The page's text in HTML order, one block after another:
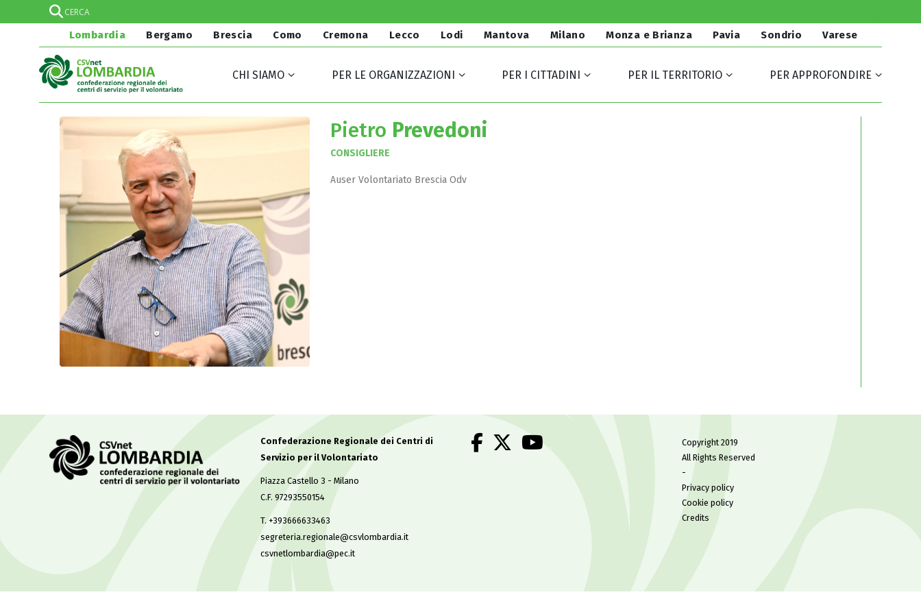
Lombardia Bergamo Brescia Como Cremona Lecco Lodi Mantova Milano Monza e Brianza Pavia Sondrio Varese
CHI SIAMO PER LE ORGANIZZAZIONI PER I CITTADINI PER IL TERRITORIO PER APPROFONDIRE
Pietro Prevedoni
CONSIGLIERE
Auser Volontariato Brescia Odv
Confederazione Regionale dei Centri di
Servizio per il Volontariato
Piazza Castello 3 - Milano
C.F. 97293550154
T. +393666633463
segreteria.regionale@csvlombardia.it
csvnetlombardia@pec.it
.
Copyright 2019
All Rights Reserved
-
Privacy policy
Cookie policy
Credits